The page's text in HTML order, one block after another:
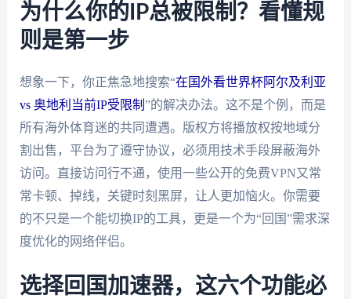
为什么你的IP总被限制？看懂规
则是第一步
想象一下，你正焦急地搜索“在国外看世界杯阿尔及利亚
vs 奥地利当前IP受限制 ”的解决办法。这不是个例，而是
所有海外体育迷的共同遭遇。版权方将播放权按地域分
割出售，平台为了遵守协议，必须用技术手段屏蔽海外
访问。直接访问行不通，使用一些公开的免费VPN又常
常卡顿、掉线，关键时刻黑屏，让人更加恼火。你需要
的不只是一个能切换IP的工具，更是一个为“回国”需求深
度优化的网络伴侣。
选择回国加速器，这六个功能必